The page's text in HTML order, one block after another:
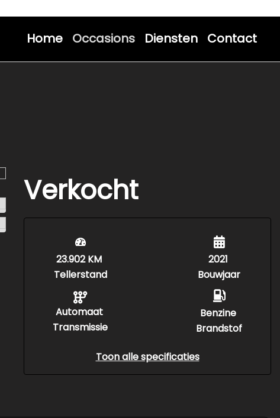
Home Occasions Diensten Contact
Verkocht
23.902 KM
Tellerstand
Automaat
Transmissie
2021
Bouwjaar
Benzine
Brandstof
Toon alle specificaties